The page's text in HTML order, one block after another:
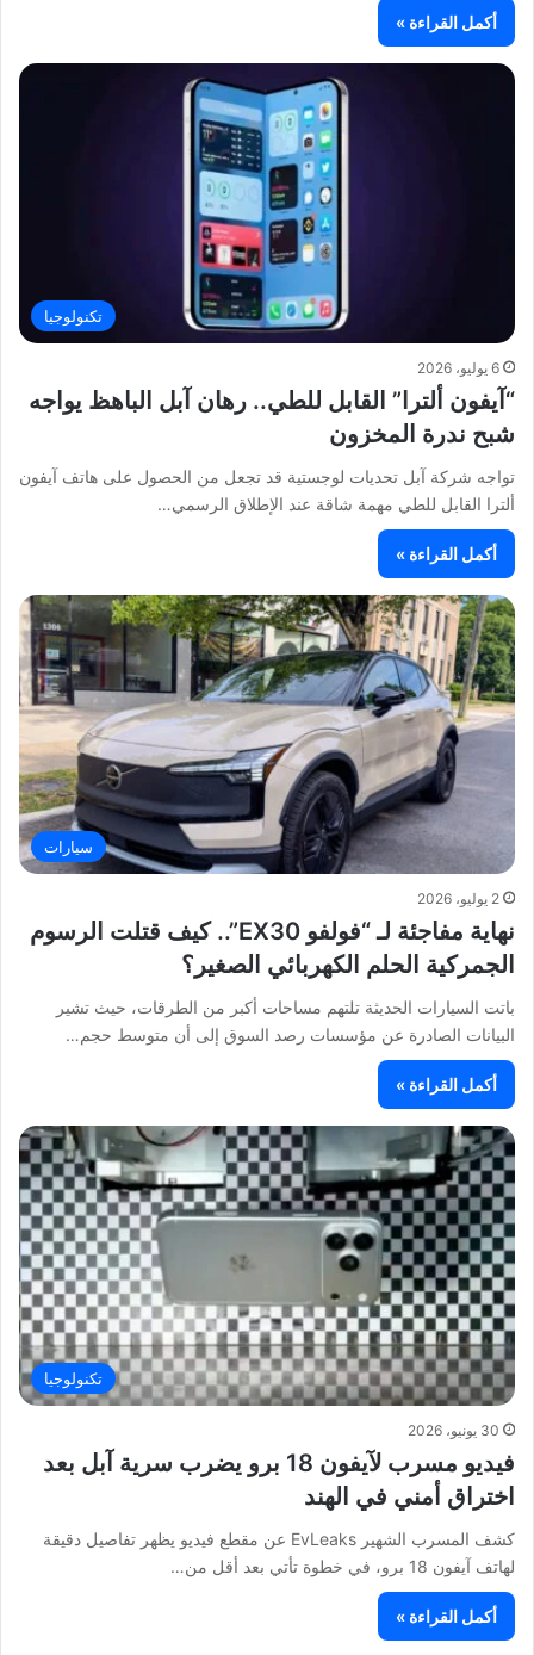
أكمل القراءة »
تكنولوجيا
6 يوليو، 2026
“آيفون ألترا” القابل للطي.. رهان آبل الباهظ يواجه
شبح ندرة المخزون
تواجه شركة آبل تحديات لوجستية قد تجعل من الحصول على هاتف آيفون
ألترا القابل للطي مهمة شاقة عند الإطلاق الرسمي…
أكمل القراءة »
سيارات
2 يوليو، 2026
نهاية مفاجئة لـ “فولفو EX30”.. كيف قتلت الرسوم
الجمركية الحلم الكهربائي الصغير؟
باتت السيارات الحديثة تلتهم مساحات أكبر من الطرقات، حيث تشير
البيانات الصادرة عن مؤسسات رصد السوق إلى أن متوسط حجم…
أكمل القراءة »
تكنولوجيا
30 يونيو، 2026
فيديو مسرب لآيفون 18 برو يضرب سرية آبل بعد
اختراق أمني في الهند
كشف المسرب الشهير EvLeaks عن مقطع فيديو يظهر تفاصيل دقيقة
لهاتف آيفون 18 برو، في خطوة تأتي بعد أقل من…
أكمل القراءة »